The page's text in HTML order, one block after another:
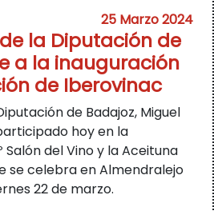
25 Marzo 2024
la Diputación de
a la inauguración
de Iberovinac
de Badajoz, Miguel
hoy en la
Salón del Vino y la Aceituna
se celebra en Almendralejo
22 de marzo.